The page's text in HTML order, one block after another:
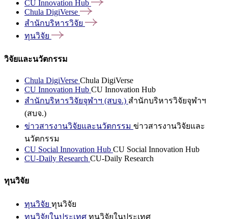
CU Innovation Hub
Chula DigiVerse
สำนักบริหารวิจัย
ทุนวิจัย
วิจัยและนวัตกรรม
Chula DigiVerse Chula DigiVerse
CU Innovation Hub CU Innovation Hub
สำนักบริหารวิจัยจุฬาฯ (สบจ.) สำนักบริหารวิจัยจุฬาฯ
(สบจ.)
ข่าวสารงานวิจัยและนวัตกรรม ข่าวสารงานวิจัยและ
นวัตกรรม
CU Social Innovation Hub CU Social Innovation Hub
CU-Daily Research CU-Daily Research
ทุนวิจัย
ทุนวิจัย ทุนวิจัย
ทุนวิจัยในประเทศ ทุนวิจัยในประเทศ